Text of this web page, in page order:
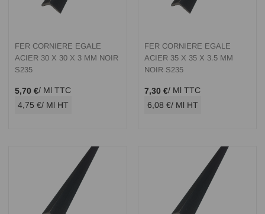
FER CORNIERE EGALE
ACIER 30 X 30 X 3 MM NOIR
S235
5,70 €/ Ml TTC
4,75 €/ Ml HT
FER CORNIERE EGALE
ACIER 35 X 35 X 3.5 MM
NOIR S235
7,30 €/ Ml TTC
6,08 €/ Ml HT